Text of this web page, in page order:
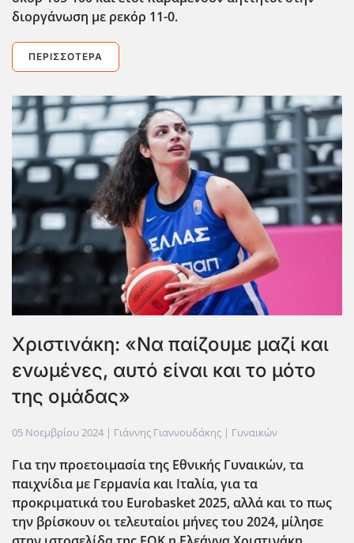
διοργάνωση με ρεκόρ 11-0.
ΠΕΡΙΣΣΌΤΕΡΑ
Χριστινάκη: «Να παίζουμε μαζί και
ενωμένες, αυτό είναι και το μότο
της ομάδας»
05 Νοεμβρίου 2024 | Γιάννης Γιαννουδάκης | Γυναικών
Για την προετοιμασία της Εθνικής Γυναικών, τα
παιχνίδια με Γερμανία και Ιταλία, για τα
προκριματικά του Eurobasket2025, αλλά και το πως
την βρίσκουν οι τελευταίοι μήνες του 2024, μίλησε